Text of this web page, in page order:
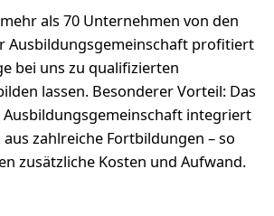
als 70 Unternehmen von den
Ausbildungsgemeinschaft profitiert
bei uns zu qualifizierten
lassen. Besonderer Vorteil: Das
integriert
zahlreiche Fortbildungen – so
zusätzliche Kosten und Aufwand.